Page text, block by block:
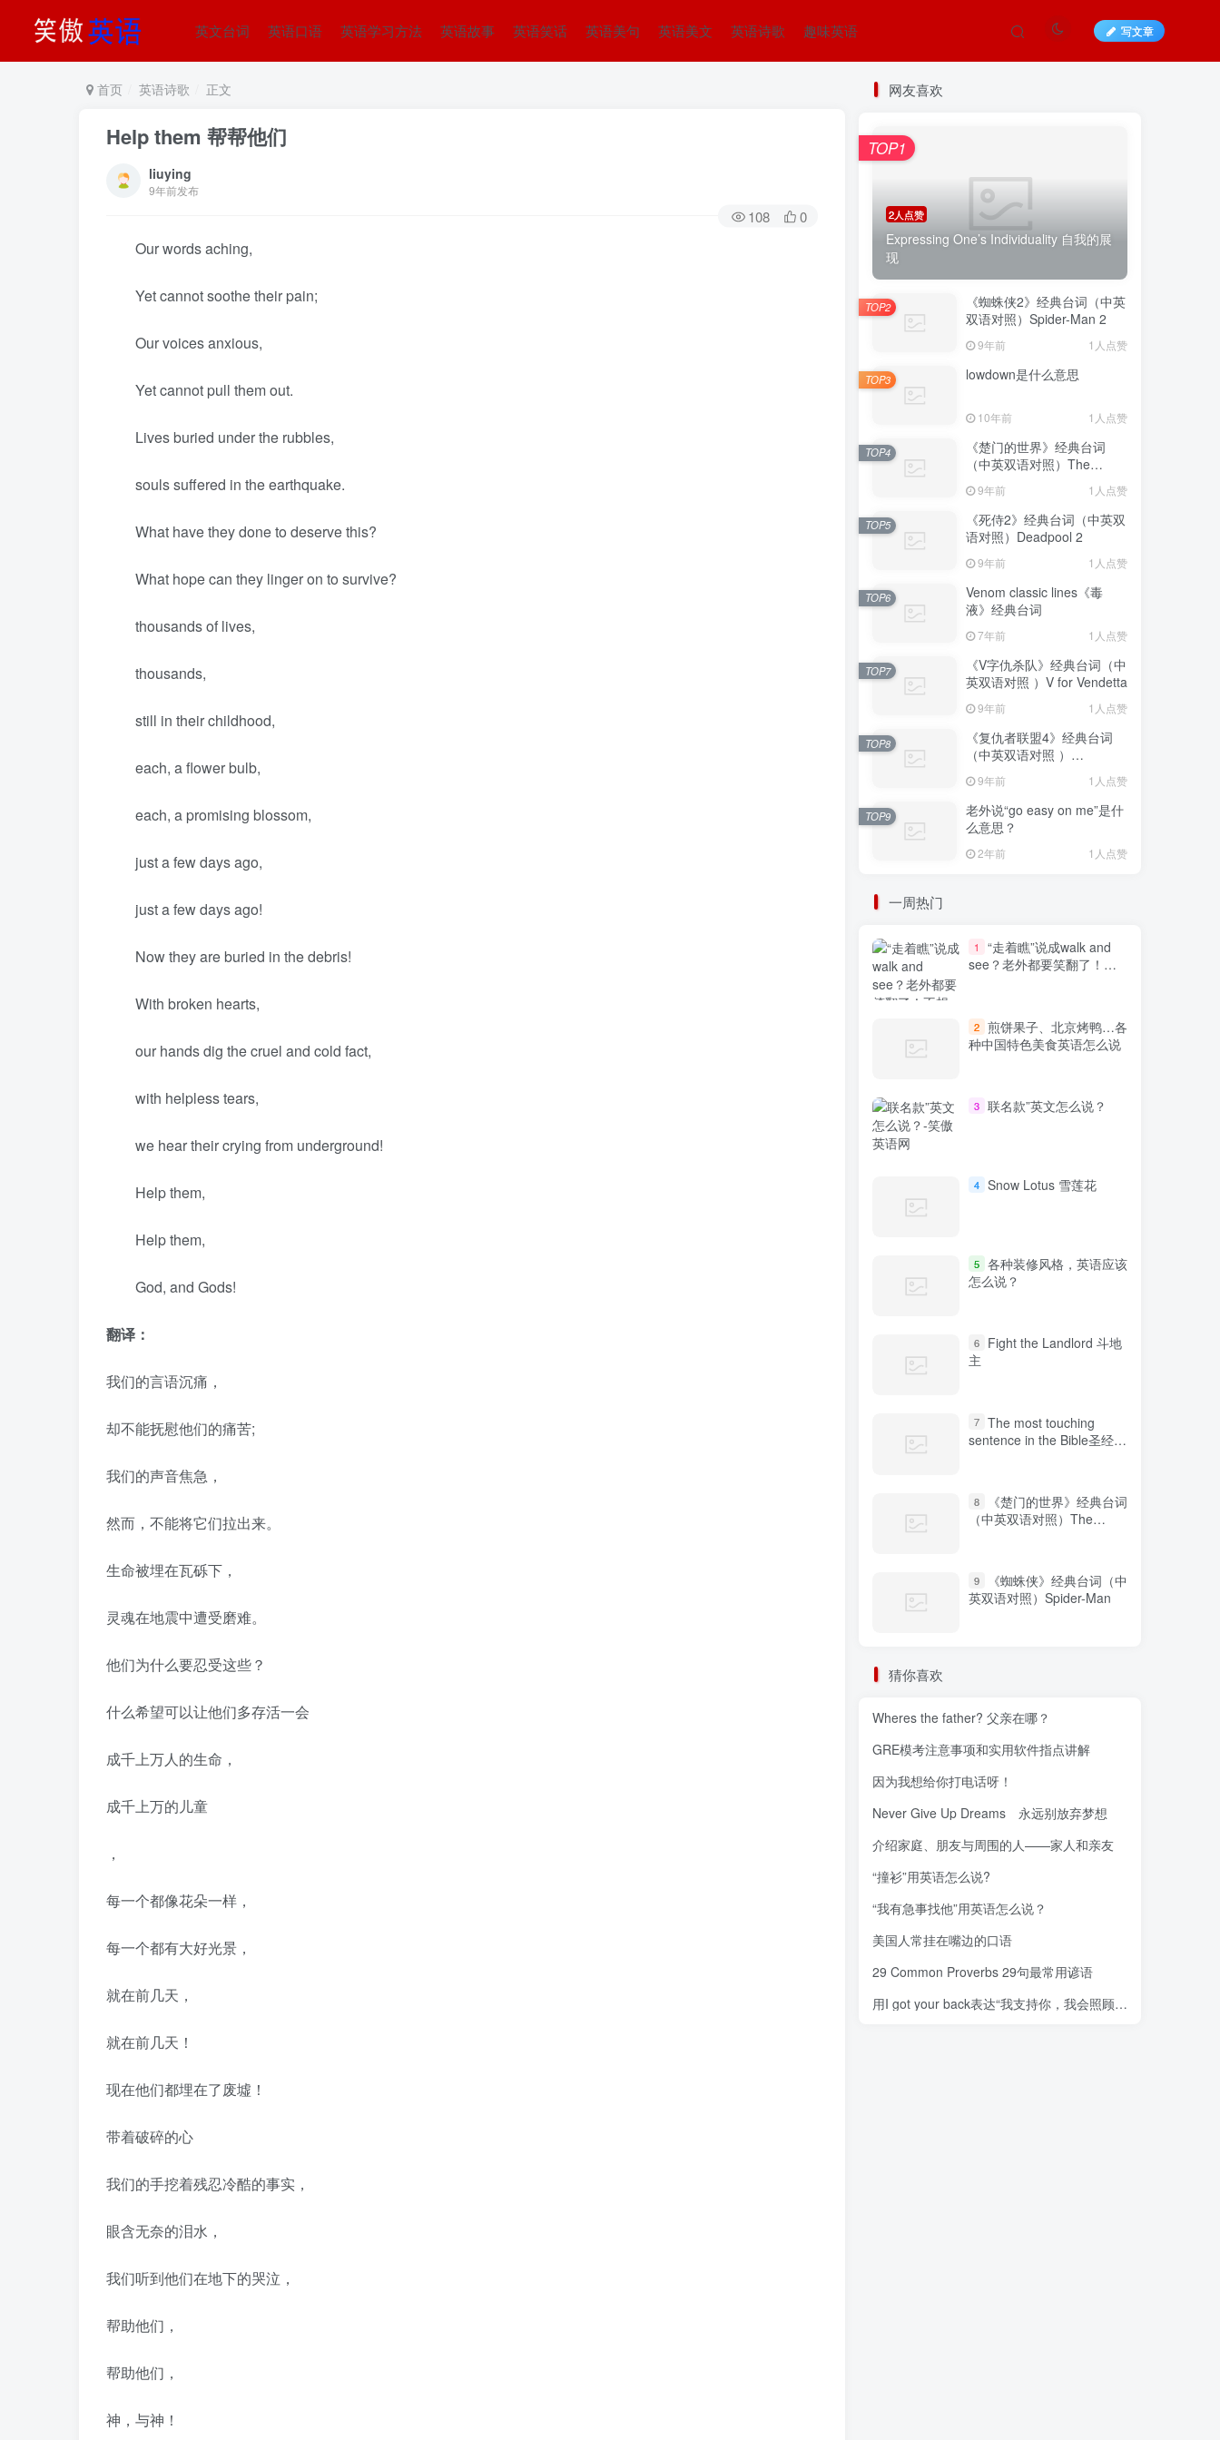
英文台词 英语口语 英语学习方法 英语故事 英语笑话 英语美句 英语美文 英语诗歌 趣味英语 写文章
首页 英语诗歌 正文
Help them 帮帮他们
liuying
9年前发布
108 0
Our words aching,
Yet cannot soothe their pain;
Our voices anxious,
Yet cannot pull them out.
Lives buried under the rubbles,
souls suffered in the earthquake.
What have they done to deserve this?
What hope can they linger on to survive?
thousands of lives,
thousands,
still in their childhood,
each, a flower bulb,
each, a promising blossom,
just a few days ago,
just a few days ago!
Now they are buried in the debris!
With broken hearts,
our hands dig the cruel and cold fact,
with helpless tears,
we hear their crying from underground!
Help them,
Help them,
God, and Gods!
翻译：
我们的言语沉痛，
却不能抚慰他们的痛苦;
我们的声音焦急，
然而，不能将它们拉出来。
生命被埋在瓦砾下，
灵魂在地震中遭受磨难。
他们为什么要忍受这些？
什么希望可以让他们多存活一会
成千上万人的生命，
成千上万的儿童
，
每一个都像花朵一样，
每一个都有大好光景，
就在前几天，
就在前几天！
现在他们都埋在了废墟！
带着破碎的心
我们的手挖着残忍冷酷的事实，
眼含无奈的泪水，
我们听到他们在地下的哭泣，
帮助他们，
帮助他们，
神，与神！
网友喜欢
2人点赞
Expressing One’s Individuality 自我的展
现
TOP1
《蜘蛛侠2》经典台词（中英
双语对照）Spider-Man 2
9年前 1人点赞
TOP2
lowdown是什么意思
10年前 1人点赞
TOP3
《楚门的世界》经典台词
（中英双语对照）The
9年前 1人点赞
TOP4
《死侍2》经典台词（中英双
语对照）Deadpool 2
9年前 1人点赞
TOP5
Venom classic lines《毒
液》经典台词
7年前 1人点赞
TOP6
《V字仇杀队》经典台词（中
英双语对照 ）V for Vendetta
9年前 1人点赞
TOP7
《复仇者联盟4》经典台词
（中英双语对照 ）
Avengers: Endgame
9年前 1人点赞
TOP8
老外说“go easy on me”是什
么意思？
2年前 1人点赞
TOP9
一周热门
1
“走着瞧”说成walk and
see？老外都要笑翻了！不
2 煎饼果子、北京烤鸭…各
种中国特色美食英语怎么说
3 联名款”英文怎么说？
4 Snow Lotus 雪莲花
5 各种装修风格，英语应该
怎么说？
6
Fight the Landlord 斗地
主
7 The most touching
sentence in the Bible圣经中
8
《楚门的世界》经典台词
（中英双语对照）The
9
《蜘蛛侠》经典台词（中
英双语对照）Spider-Man
猜你喜欢
Wheres the father? 父亲在哪？
GRE模考注意事项和实用软件指点讲解
因为我想给你打电话呀！
Never Give Up Dreams 永远别放弃梦想
介绍家庭、朋友与周围的人——家人和亲友
“撞衫”用英语怎么说?
“我有急事找他”用英语怎么说？
美国人常挂在嘴边的口语
29 Common Proverbs 29句最常用谚语
用I got your back表达“我支持你，我会照顾你，我会保